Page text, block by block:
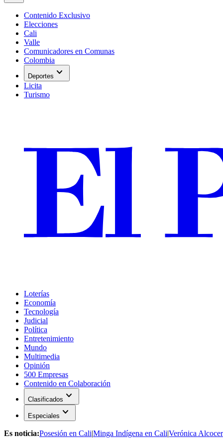
Contenido Exclusivo
Elecciones
Cali
Valle
Comunicadores en Comunas
Colombia
Deportes expand_more
Licita
Turismo
Loterías
Economía
Tecnología
Judicial
Política
Entretenimiento
Mundo
Multimedia
Opinión
500 Empresas
Contenido en Colaboración
Clasificados expand_more
Especiales expand_more
Es noticia:Posesión en Cali|Minga Indígena en Cali|Verónica Alcocer